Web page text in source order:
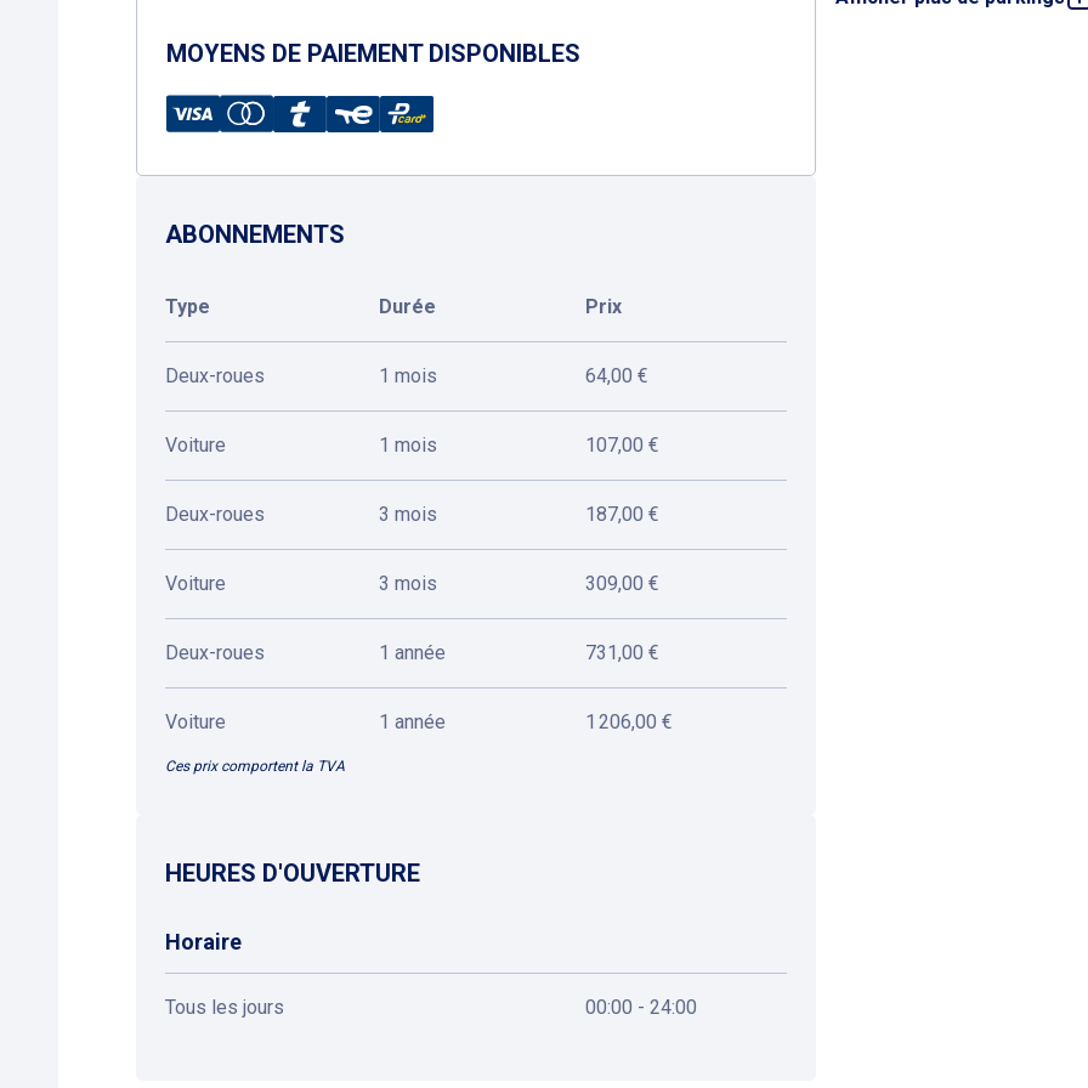
MOYENS DE PAIEMENT DISPONIBLES
ABONNEMENTS
Type Durée Prix
Deux-roues 1 mois 64,00 €
Voiture 1 mois 107,00 €
Deux-roues 3 mois 187,00 €
Voiture 3 mois 309,00 €
Deux-roues 1 année 731,00 €
Voiture 1 année 1 206,00 €
Ces prix comportent la TVA
HEURES D'OUVERTURE
Horaire
Tous les jours 00:00 - 24:00
Parking Bastion